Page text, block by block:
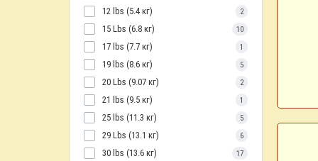
12 lbs (5.4 кг) 2
15 Lbs (6.8 кг) 10
17 lbs (7.7 кг) 1
19 lbs (8.6 кг) 5
20 Lbs (9.07 кг) 2
21 lbs (9.5 кг) 1
25 lbs (11.3 кг) 5
29 Lbs (13.1 кг) 6
30 lbs (13.6 кг) 17